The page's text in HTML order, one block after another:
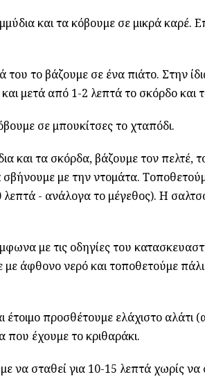
και τα κόβουμε σε μικρά καρέ.
του το βάζουμε σε ένα πιάτο. Στην
μετά από 1-2 λεπτά το σκόρδο
σε μπουκίτσες το χταπόδι.
και τα σκόρδα, βάζουμε τον
με την ντομάτα.
- ανάλογα το μέγεθος). Η
με τις οδηγίες του
άφθονο νερό και τοποθετούμε
έτοιμο προσθέτουμε ελάχιστο αλάτι
έχουμε το κριθαράκι.
να σταθεί για 10-15 λεπτά χωρίς